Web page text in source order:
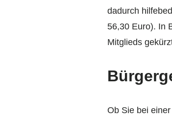
dadurch
56,30 Euro). In
Mitglieds
Ob Sie bei